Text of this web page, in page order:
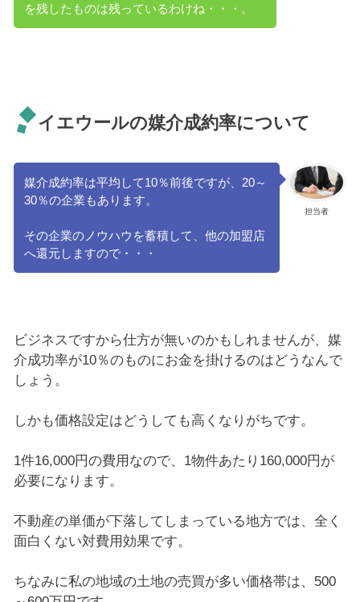
を残したものは残っているわけね・・・。
イエウールの媒介成約率について
担当者
媒介成約率は平均して10％前後ですが、20～
30％の企業もあります。
その企業のノウハウを蓄積して、他の加盟店
へ還元しますので・・・
ビジネスですから仕方が無いのかもしれませんが、媒
介成功率が10％のものにお金を掛けるのはどうなんで
しょう。
しかも価格設定はどうしても高くなりがちです。
1件16,000円の費用なので、1物件あたり160,000円が
必要になります。
不動産の単価が下落してしまっている地方では、全く
面白くない対費用効果です。
ちなみに私の地域の土地の売買が多い価格帯は、500